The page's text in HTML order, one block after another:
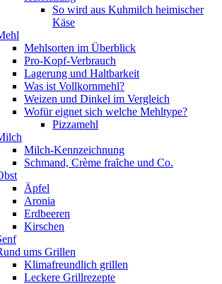
So wird aus Kuhmilch heimischer
Käse
Mehlsorten im Überblick
Pro-Kopf-Verbrauch
Lagerung und Haltbarkeit
Was ist Vollkornmehl?
Weizen und Dinkel im Vergleich
Wofür eignet sich welche Mehltype?
Pizzamehl
Milch-Kennzeichnung
Schmand, Crème fraȋche und Co.
Äpfel
Aronia
Erdbeeren
Kirschen
ums Grillen
Klimafreundlich grillen
Leckere Grillrezepte